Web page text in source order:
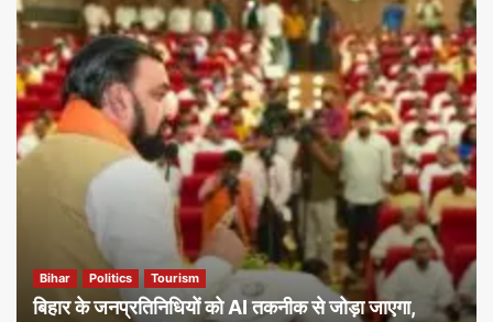
Bihar Politics Tourism
बिहार के जनप्रतिनिधियों को AI तकनीक से जोड़ा जाएगा,